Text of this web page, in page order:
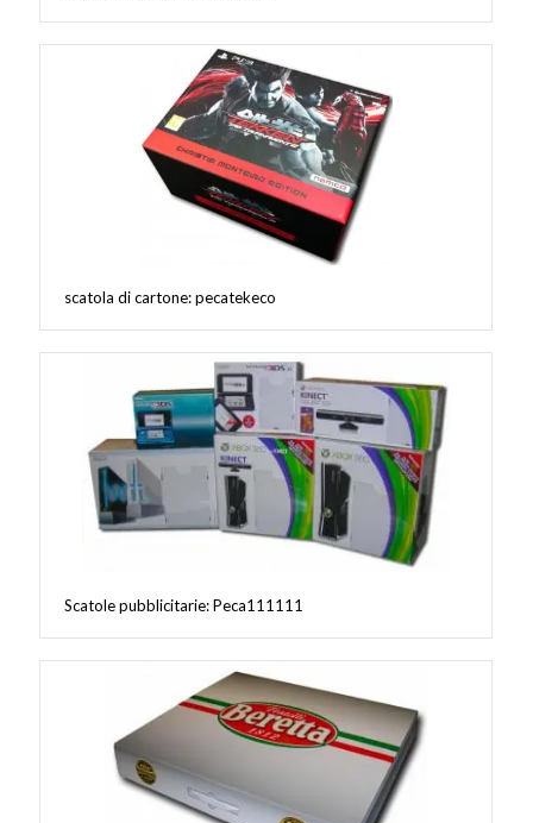
scatola di cartone: pecatekeco
Scatole pubblicitarie: Peca111111